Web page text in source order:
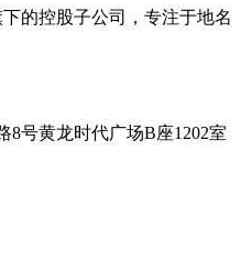
的控股子公司，专注于地名
8号黄龙时代广场B座1202室